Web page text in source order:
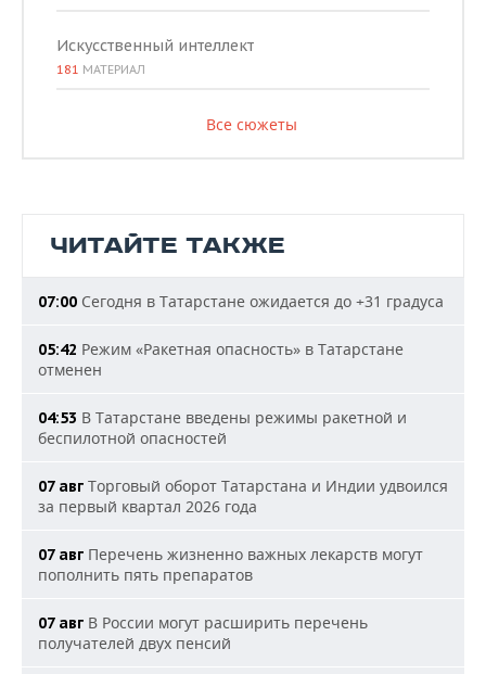
Искусственный интеллект
181 МАТЕРИАЛ
Все сюжеты
ЧИТАЙТЕ ТАКЖЕ
07:00 Сегодня в Татарстане ожидается до +31 градуса
05:42 Режим «Ракетная опасность» в Татарстане
отменен
04:53 В Татарстане введены режимы ракетной и
беспилотной опасностей
07 авг Торговый оборот Татарстана и Индии удвоился
за первый квартал 2026 года
07 авг Перечень жизненно важных лекарств могут
пополнить пять препаратов
07 авг В России могут расширить перечень
получателей двух пенсий